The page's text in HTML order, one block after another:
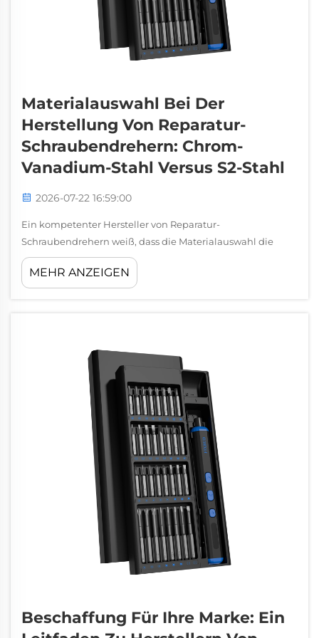
Materialauswahl Bei Der
Herstellung Von Reparatur-
Schraubendrehern: Chrom-
Vanadium-Stahl Versus S2-Stahl
2026-07-22 16:59:00
Ein kompetenter Hersteller von Reparatur-
Schraubendrehern weiß, dass die Materialauswahl die
Grundlage für Werkzeugqualität und
Kundenzufriedenheit ist. Die Entscheidung zwischen
MEHR ANZEIGEN
Beschaffung Für Ihre Marke: Ein